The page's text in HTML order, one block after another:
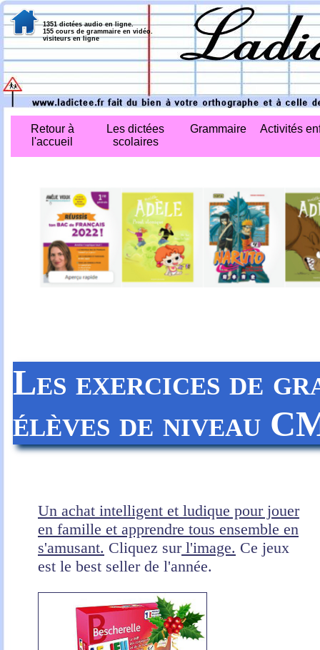
Les exercices de
élèves de niveau
Un achat intelligent et ludique pour jouer
en famille et apprendre tous ensemble en
s'amusant. Cliquez surl'image. Ce jeux
est le best seller de l'année.